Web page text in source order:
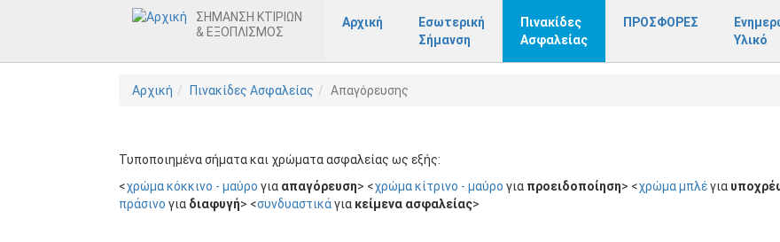
ΣΗΜΑΝΣΗ ΚΤΙΡΙΩΝ
& ΕΞΟΠΛΙΣΜΟΣ
Αρχική
Εσωτερική
Σήμανση
Πινακίδες
Ασφαλείας
ΠΡΟΣΦΟΡΕΣ
Υλικό
Αρχική Πινακίδες Ασφαλείας Απαγόρευσης
Τυποποιημένα σήματα και χρώματα ασφαλείας ως εξής:
<χρώμα κόκκινο - μαύρο για απαγόρευση> <χρώμα κίτρινο - μαύρο για προειδοποίηση> <χρώμα μπλέγια
πράσινο για διαφυγή> <συνδυαστικάγια κείμενα ασφαλείας>